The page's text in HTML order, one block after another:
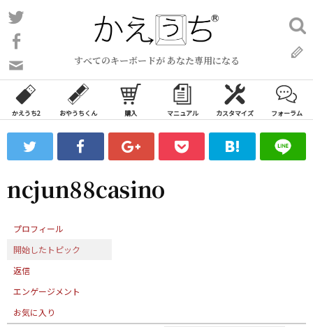
コ
ン
ン
ツ
ス
ッ
すべてのキーボードが あなた専用になる
い
合
わ
フ
ォ
ム
検
索:
かえうち2 おやうちくん 購入 マニュアル カスタマイズ フォーラム
ncjun88casino
プロフィール
開始したトピック
返信
エンゲージメント
お気に入り